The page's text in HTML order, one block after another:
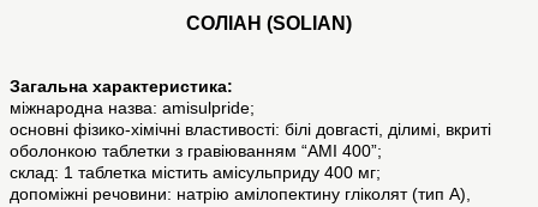
СОЛІАН (SOLIAN)
Загальна характеристика:
міжнародна назва: аmisulpride;
основні фізико-хімічні властивості: білі довгасті, ділимі, вкриті
оболонкою таблетки з гравіюванням “АМI 400”;
склад: 1 таблетка містить амісульприду 400 мг;
допоміжні речовини: натрію амілопектину гліколят (тип А),